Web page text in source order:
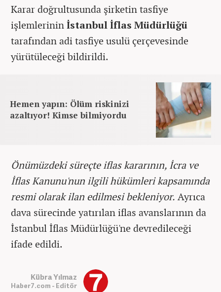
Karar doğrultusunda şirketin tasfiye
işlemlerininİstanbul İflas Müdürlüğü
tarafından adi tasfiye usulü çerçevesinde
yürütüleceği bildirildi.
Hemen yapın: Ölüm riskinizi
azaltıyor! Kimse bilmiyordu
Önümüzdeki süreçte iflas kararının, İcra ve
İflas Kanunu'nun ilgili hükümleri kapsamında
resmi olarak ilan edilmesi bekleniyor. Ayrıca
dava sürecinde yatırılan iflas avanslarının da
İstanbul İflas Müdürlüğü'ne devredileceği
ifade edildi.
Kübra Yılmaz
Haber7.com - Editör